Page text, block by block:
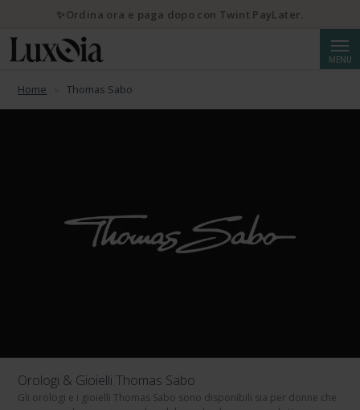
MENU
Home Thomas Sabo
Orologi & Gioielli Thomas Sabo
Gli orologi e i gioielli Thomas Sabo sono disponibili sia per donne che
✨Ordina ora e paga dopo con Twint PayLater.